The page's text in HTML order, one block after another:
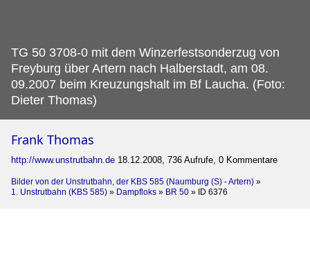
TG 50 3708-0 mit dem Winzerfestsonderzug von
Freyburg über Artern nach Halberstadt, am 08.
09.2007 beim Kreuzungshalt im Bf Laucha. (Foto:
Dieter Thomas)
Frank Thomas
http://www.unstrutbahn.de 18.12.2008, 736 Aufrufe, 0 Kommentare
Bilder von der Unstrutbahn, der KBS 585 (Naumburg (S) - Artern) »
1. Unstrutbahn (KBS 585) » Dampfloks » BR 50 » ID 6376